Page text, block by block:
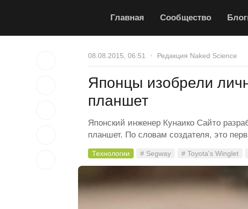
Главная Сообщество
08.08.2015, 06:51 Редакция Naked Science
Японцы изобрели
планшет
Японский инженер Кунаико Сайто
планшет. По словам создателя, это
Технологии # Segway # Toyota's Winglet